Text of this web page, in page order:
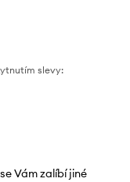
slevy:
Vám zalíbí jiné